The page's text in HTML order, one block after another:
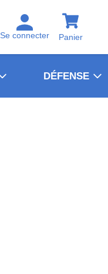
Se connecter Panier
DÉFENSE